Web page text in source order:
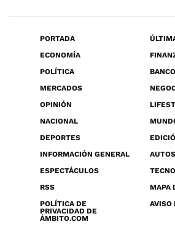
PORTADA
ECONOMÍA
POLÍTICA
MERCADOS
OPINIÓN
NACIONAL
DEPORTES
INFORMACIÓN GENERAL
AUTOS
ESPECTÁCULOS
RSS
MAPA
POLÍTICA DE
PRIVACIDAD DE
ÁMBITO.COM
AVISO